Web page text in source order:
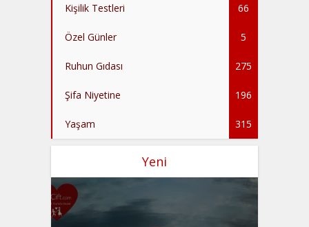
Kişilik Testleri 66
Özel Günler 5
Ruhun Gıdası 275
Şifa Niyetine 196
Yaşam 315
Yeni